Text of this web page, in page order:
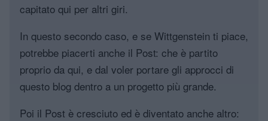
capitato qui per altri giri.
In questo secondo caso, e se Wittgenstein ti piace,
potrebbe piacerti anche il Post: che è partito
proprio da qui, e dal voler portare gli approcci di
questo blog dentro a un progetto più grande.
Poi il Post è cresciuto ed è diventato anche altro: